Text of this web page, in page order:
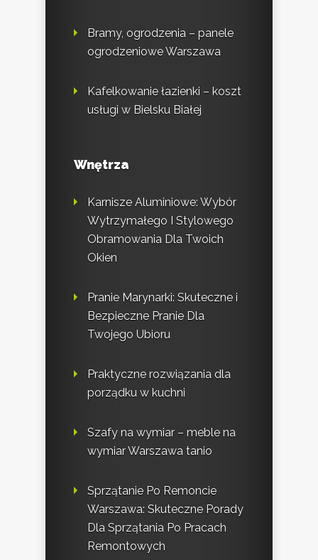
Bramy, ogrodzenia – panele
ogrodzeniowe Warszawa
Kafelkowanie łazienki – koszt
usługi w Bielsku Białej
Wnętrza
Karnisze Aluminiowe: Wybór
Wytrzymałego I Stylowego
Obramowania Dla Twoich
Okien
Pranie Marynarki: Skuteczne i
Bezpieczne Pranie Dla
Twojego Ubioru
Praktyczne rozwiązania dla
porządku w kuchni
Szafy na wymiar – meble na
wymiar Warszawa tanio
Sprzątanie Po Remoncie
Warszawa: Skuteczne Porady
Dla Sprzątania Po Pracach
Remontowych